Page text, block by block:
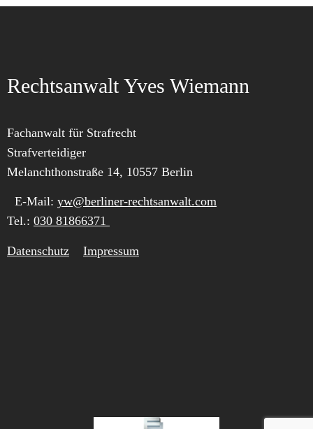
Rechtsanwalt Yves Wiemann
Fachanwalt für Strafrecht
Strafverteidiger
Melanchthonstraße 14, 10557 Berlin
E-Mail: yw@berliner-rechtsanwalt.com
Tel.: 030 81866371
Datenschutz Impressum